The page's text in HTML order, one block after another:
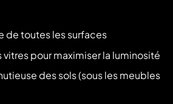
de toutes les surfaces
pour maximiser la luminosité
des sols (sous les meubles